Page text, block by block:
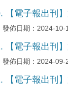
【電子報出刊
佈日期：2024-10-
【電子報出刊
佈日期：2024-09-
【電子報出刊